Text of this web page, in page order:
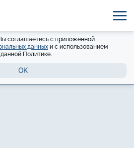
соглашаетесь с приложенной
данных и с использованием
Политике.
OK